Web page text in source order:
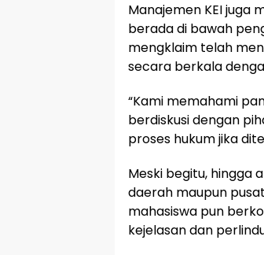
Manajemen KEI juga
berada di bawah
mengklaim telah
secara berkala
“Kami memahami
berdiskusi dengan
proses hukum jika
Meski begitu, hingga
daerah maupun
mahasiswa pun
kejelasan dan